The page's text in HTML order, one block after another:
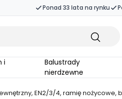
Ponad 33 lata na rynku
Balustrady
nierdzewne
EN2/3/4, ramię nożycowe,